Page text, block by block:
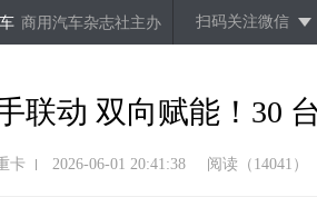
商用汽车杂志社主办 扫码关注微信
联动 双向赋能！30
卡 2026-06-01 20:41:38 阅读（14041）